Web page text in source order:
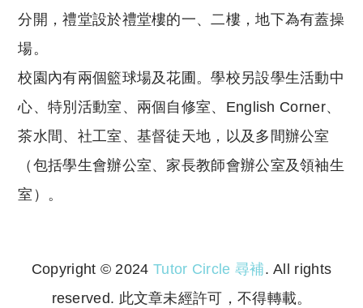
分開，禮堂設於禮堂樓的一、二樓，地下為有蓋操
場。
校園內有兩個籃球場及花圃。學校另設學生活動中
心、特別活動室、兩個自修室、English Corner、
茶水間、社工室、基督徒天地，以及多間辦公室
（包括學生會辦公室、家長教師會辦公室及領袖生
室）。
Copyright © 2024 Tutor Circle 尋補. All rights
reserved. 此文章未經許可，不得轉載。